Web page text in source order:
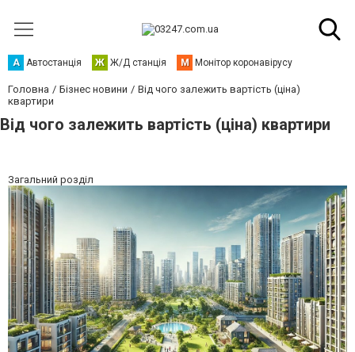
А Автостанція Ж Ж/Д станція М Монітор коронавірусу
Головна Бізнес новини
Від чого залежить вартість (ціна)
квартири
Від чого залежить вартість (ціна) квартири
Загальний розділ